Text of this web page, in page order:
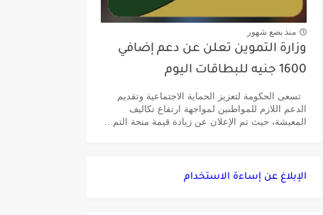
منذ بضع شهور
وزارة التموين تعلن عن دعم إضافي
1600 جنيه للبطاقات اليوم
تسعى الحكومة لتعزيز الحماية الاجتماعية وتقديم
الدعم اللازم للمواطنين لمواجهة ارتفاع تكاليف
المعيشة، حيث تم الإعلان عن زيادة قيمة منحة التم...
الإبلاغ عن إساءة الاستخدام